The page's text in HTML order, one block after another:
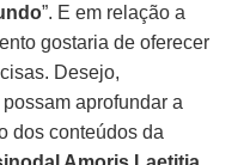
”. E em relação a
gostaria de oferecer
Desejo,
aprofundar a
dos conteúdos da